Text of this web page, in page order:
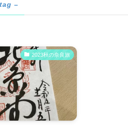
–
2023秋の奈良旅